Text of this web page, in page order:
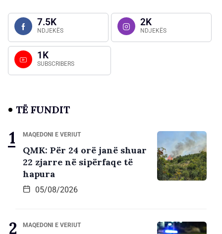
7.5K
NDJEKËS
2K
NDJEKËS
1K
SUBSCRIBERS
TË FUNDIT
MAQEDONI E VERIUT
QMK: Për 24 orë janë shuar
22 zjarre në sipërfaqe të
hapura
05/08/2026
MAQEDONI E VERIUT